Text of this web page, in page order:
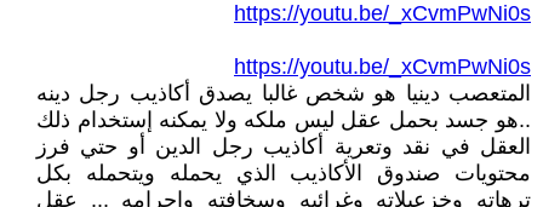
https://youtu.be/_xCvmPwNi0s
https://youtu.be/_xCvmPwNi0s
المتعصب دينيا هو شخص غالبا يصدق أكاذيب رجل دينه
..هو جسد بحمل عقل ليس ملكه ولا يمكنه إستخدام ذلك
العقل في نقد وتعرية أكاذيب رجل الدين أو حتي فرز
محتويات صندوق الأكاذيب الذي يحمله ويتحمله بكل
ترهاته وخزعبلاته وغرائبه وسخافته وإجرامه ... عقل